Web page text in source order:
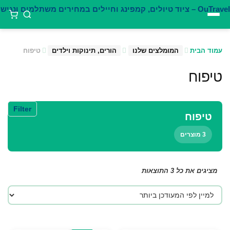
עמוד הבית המומלצים שלנו הורים, תינוקות וילדים טיפוח
טיפוח
Filter
טיפוח
3 מוצרים
מציגים את כל ⁦3⁩ התוצאות
ממוין
לפי